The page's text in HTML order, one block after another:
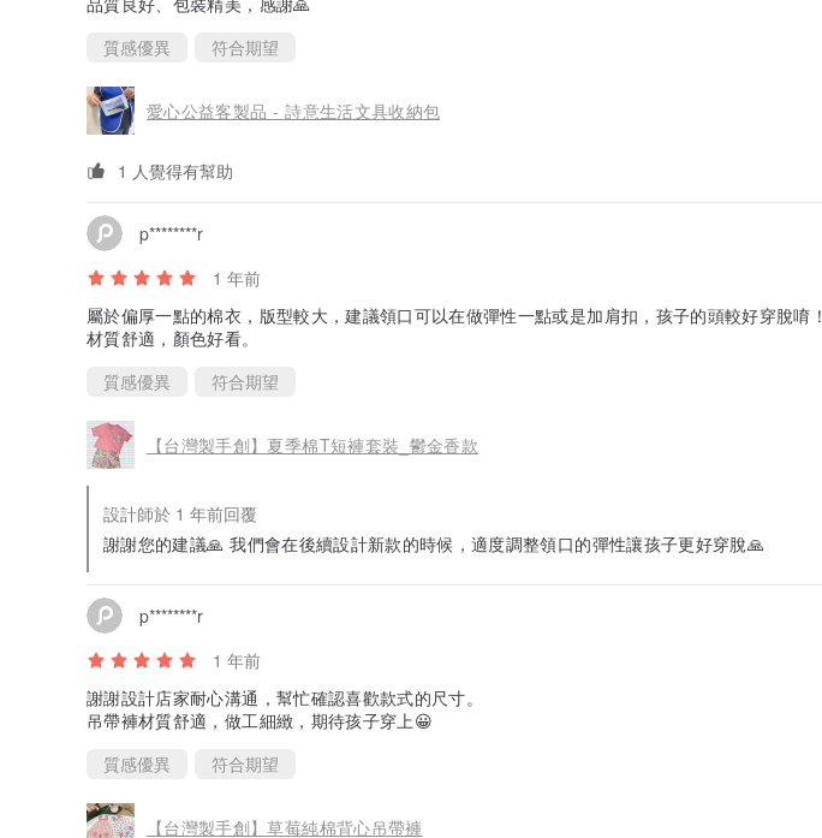
質感優異
符合期望
愛心公益客製品 - 詩意生活文具收納包
1 人覺得有幫助
p********r
1 年前
屬於偏厚一點的棉衣，版型較大，建議領口可以在做彈性一點或是加肩扣，孩子的頭較好穿脫唷！
材質舒適，顏色好看。
質感優異
符合期望
【台灣製手創】夏季棉T短褲套裝_鬱金香款
設計師於 1 年前回覆
謝謝您的建議🙏 我們會在後續設計新款的時候，適度調整領口的彈性讓孩子更好穿脫🙏
p********r
1 年前
謝謝設計店家耐心溝通，幫忙確認喜歡款式的尺寸。
吊帶褲材質舒適，做工細緻，期待孩子穿上😀
質感優異
符合期望
【台灣製手創】草莓純棉背心吊帶褲